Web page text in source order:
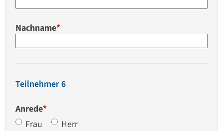
Nachname*
Teilnehmer 6
Anrede*
Frau
Herr